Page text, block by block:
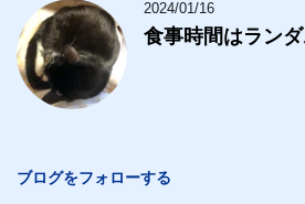
2024/01/16
食事時間はラン
ブログをフォローする